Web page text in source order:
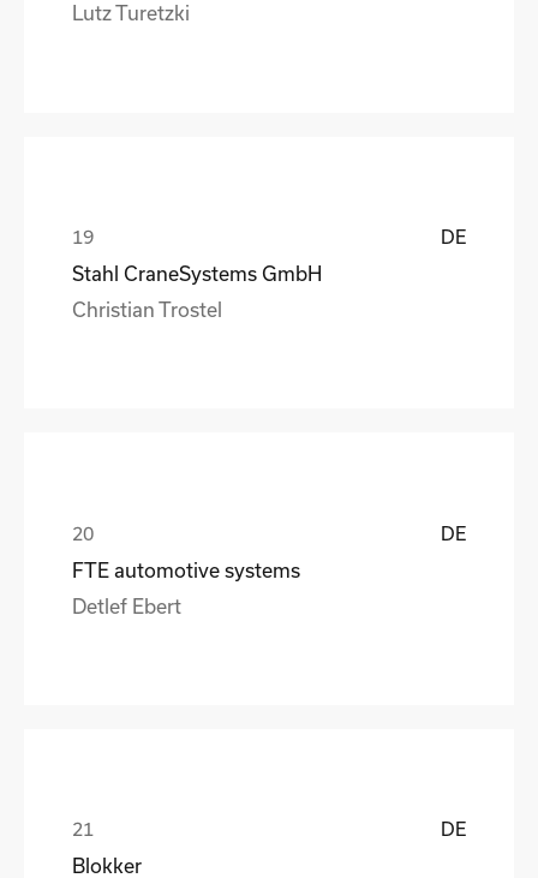
Lutz Turetzki
DE
Stahl CraneSystems GmbH
Christian Trostel
DE
FTE automotive systems
Detlef Ebert
DE
Blokker